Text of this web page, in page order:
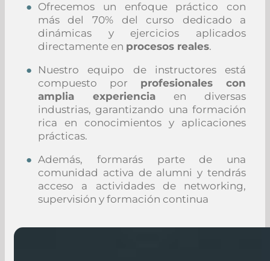
Ofrecemos un enfoque práctico con
más del 70% del curso dedicado a
dinámicas y ejercicios aplicados
directamente en procesos reales.
Nuestro equipo de instructores está
compuesto por profesionales con
amplia experiencia en diversas
industrias, garantizando una formación
rica en conocimientos y aplicaciones
prácticas.
Además, formarás parte de una
comunidad activa de alumni y tendrás
acceso a actividades de networking,
supervisión y formación continua